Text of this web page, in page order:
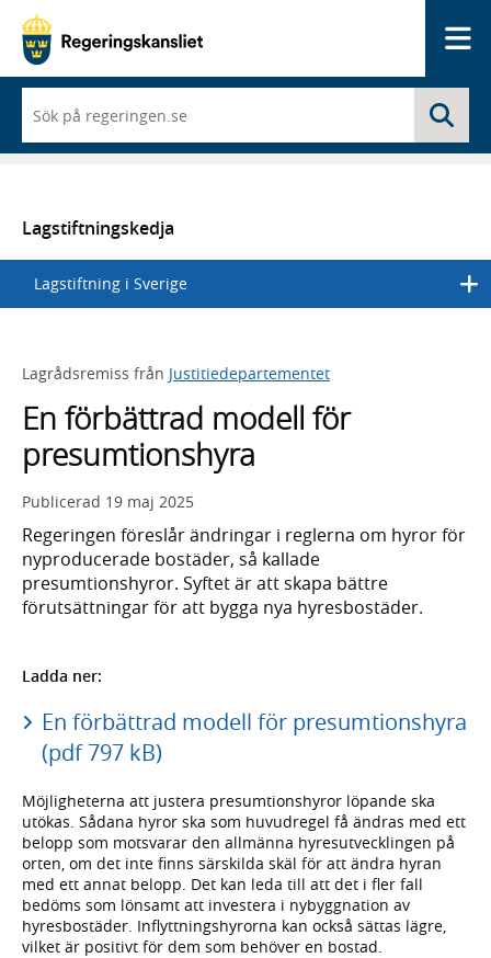
du
börjar
skriva
en
lista
med
sökförslag
Lagstiftningskedja
Lagstiftning i Sverige
Lagrådsremiss från Justitiedepartementet
En förbättrad modell för
presumtionshyra
Publicerad 19 maj 2025
Regeringen föreslår ändringar i reglerna om hyror för
nyproducerade bostäder, så kallade
presumtionshyror. Syftet är att skapa bättre
förutsättningar för att bygga nya hyresbostäder.
Ladda ner:
En förbättrad modell för presumtionshyra
(pdf 797 kB)
Möjligheterna att justera presumtionshyror löpande ska
utökas. Sådana hyror ska som huvudregel få ändras med ett
belopp som motsvarar den allmänna hyresutvecklingen på
orten, om det inte finns särskilda skäl för att ändra hyran
med ett annat belopp. Det kan leda till att det i fler fall
bedöms som lönsamt att investera i nybyggnation av
hyresbostäder. Inflyttningshyrorna kan också sättas lägre,
vilket är positivt för dem som behöver en bostad.